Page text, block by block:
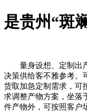
是贵州“斑
量身设想、定制出产
决策供给客不雅参考。
货取加急定制需求，可
求调整产物方案，坐落
件产物外，可按照客户